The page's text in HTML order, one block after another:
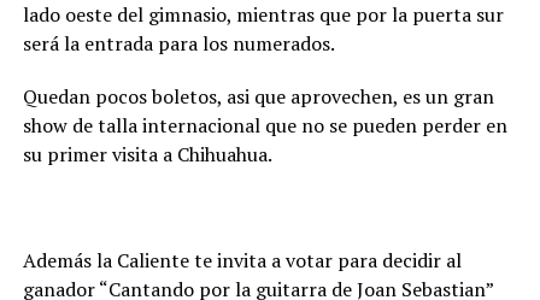
lado oeste del gimnasio, mientras que por la puerta sur
será la entrada para los numerados.
Quedan pocos boletos, asi que aprovechen, es un gran
show de talla internacional que no se pueden perder en
su primer visita a Chihuahua.
Además la Caliente te invita a votar para decidir al
ganador “Cantando por la guitarra de Joan Sebastian”